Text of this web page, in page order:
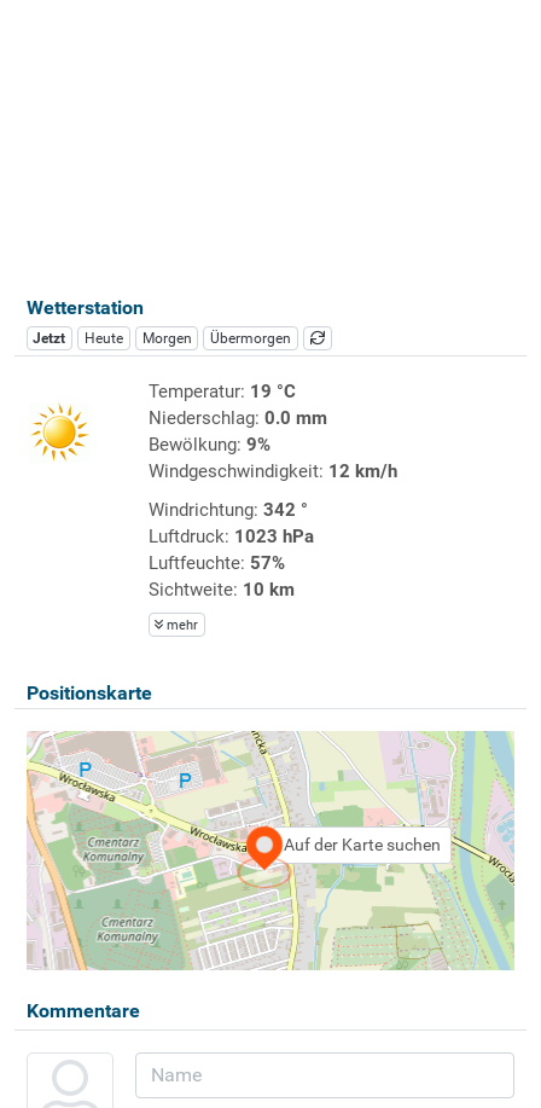
Wetterstation
Jetzt Heute Morgen Übermorgen
Temperatur: 19 °C
Niederschlag: 0.0 mm
Bewölkung: 9%
Windgeschwindigkeit: 12 km/h
Windrichtung: 342 °
Luftdruck: 1023 hPa
Luftfeuchte: 57%
Sichtweite: 10 km
mehr
Positionskarte
Auf der Karte suchen
Kommentare